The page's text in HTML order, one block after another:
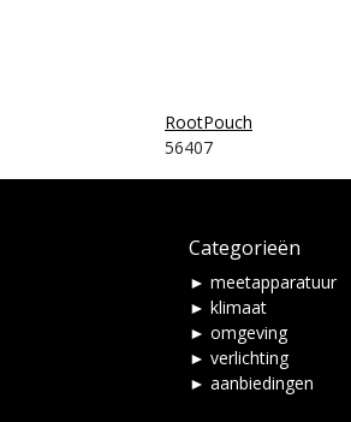
RootPouch
56407
Categorieën
► meetapparatuur
► klimaat
► omgeving
► verlichting
► aanbiedingen